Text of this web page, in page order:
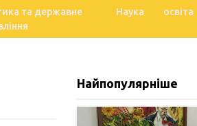
та державне
Наука освіта
Найпопулярніше